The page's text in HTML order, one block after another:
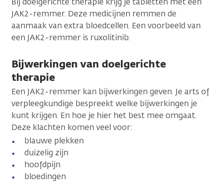
JAK2-remmer. Deze medicijnen remmen de
aanmaak van extra bloedcellen. Een voorbeeld van
een JAK2-remmer is ruxolitinib.
Bijwerkingen van doelgerichte
therapie
Een JAK2-remmer kan bijwerkingen geven. Je arts of
verpleegkundige bespreekt welke bijwerkingen je
kunt krijgen. En hoe je hier het best mee omgaat.
Deze klachten komen veel voor:
blauwe plekken
duizelig zijn
hoofdpijn
bloedingen